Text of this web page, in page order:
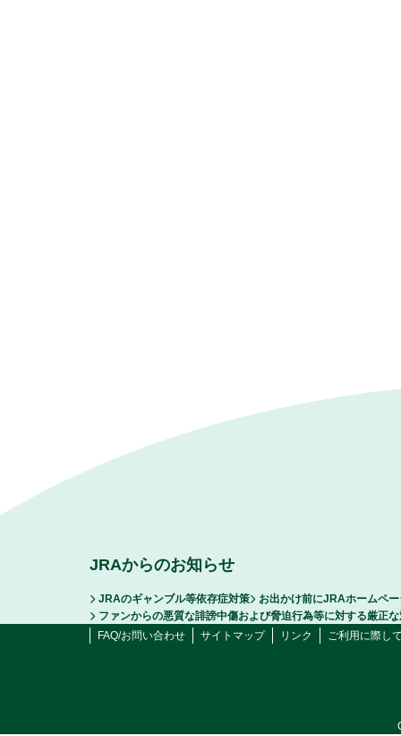
JRAからのお知らせ
JRAのギャンブル等依存症対策
お出かけ前にJRAホームペ
ファンからの悪質な誹謗中傷および脅迫行為等に対する厳正
FAQ/お問い合わせ
サイトマップ リンク ご利用に際し